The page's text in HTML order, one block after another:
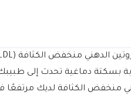
بسكتة دماغية تحدث إلى
منخفض الكثافة لديك مرتفعًا